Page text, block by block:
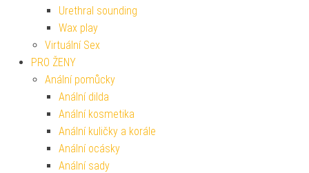
Urethral sounding
Wax play
Virtuální Sex
PRO ŽENY
Anální pomůcky
Anální dilda
Anální kosmetika
Anální kuličky a korále
Anální ocásky
Anální sady